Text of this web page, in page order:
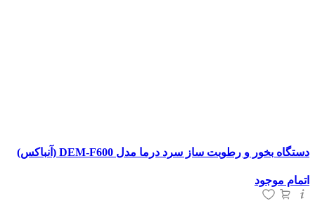
دستگاه بخور و رطوبت ساز سرد درما مدل DEM-F600 (آنباکس)
اتمام موجود